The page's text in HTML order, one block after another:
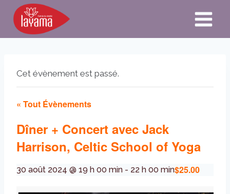
Aller
contenu
Cet évènement est passé.
« Tout Évènements
Dîner + Concert avec Jack
Harrison, Celtic School of Yoga
30 août 2024 @ 19 h 00 min - 22 h 00 min$25.00